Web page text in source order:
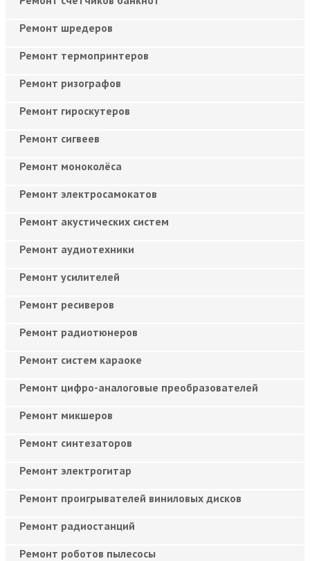
Ремонт шредеров
Ремонт термопринтеров
Ремонт ризографов
Ремонт гироскутеров
Ремонт сигвеев
Ремонт моноколёса
Ремонт электросамокатов
Ремонт акустических систем
Ремонт аудиотехники
Ремонт усилителей
Ремонт ресиверов
Ремонт радиотюнеров
Ремонт систем караоке
Ремонт цифро-аналоговые преобразователей
Ремонт микшеров
Ремонт синтезаторов
Ремонт электрогитар
Ремонт проигрывателей виниловых дисков
Ремонт радиостанций
Ремонт роботов пылесосы